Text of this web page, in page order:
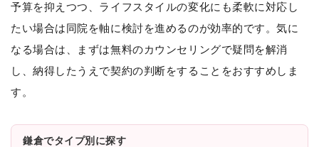
予算を抑えつつ、ライフスタイルの変化にも柔軟に対応し
たい場合は同院を軸に検討を進めるのが効率的です。気に
なる場合は、まずは無料のカウンセリングで疑問を解消
し、納得したうえで契約の判断をすることをおすすめしま
す。
鎌倉でタイプ別に探す